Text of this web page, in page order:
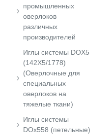
промышленных
оверлоков
различных
производителей
Иглы системы DOX5
(142X5/1778)
(Оверлочные для
специальных
оверлоков на
тяжелые ткани)
Иглы системы
DOx558 (петельные)